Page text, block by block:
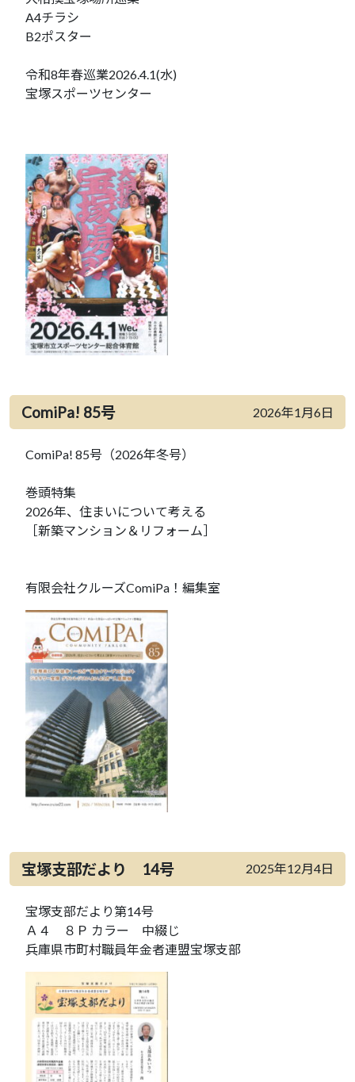
A4チラシ
B2ポスター
令和8年春巡業2026.4.1(水)
宝塚スポーツセンター
ComiPa! 85号 2026年1月6日
ComiPa! 85号（2026年冬号）
巻頭特集
2026年、住まいについて考える
［新築マンション＆リフォーム］
有限会社クルーズComiPa！編集室
宝塚支部だより 14号 2025年12月4日
宝塚支部だより第14号
Ａ４ ８Ｐ カラー 中綴じ
兵庫県市町村職員年金者連盟宝塚支部